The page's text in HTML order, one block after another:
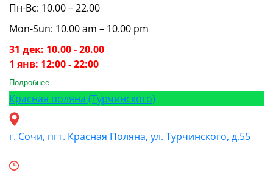
Пн-Вс: 10.00 – 22.00
Mon-Sun: 10.00 am – 10.00 pm
31 дек: 10.00 - 20.00
1 янв: 12:00 - 22:00
Подробнее
Красная поляна (Турчинского)
г. Сочи, пгт. Красная Поляна, ул. Турчинского, д.55